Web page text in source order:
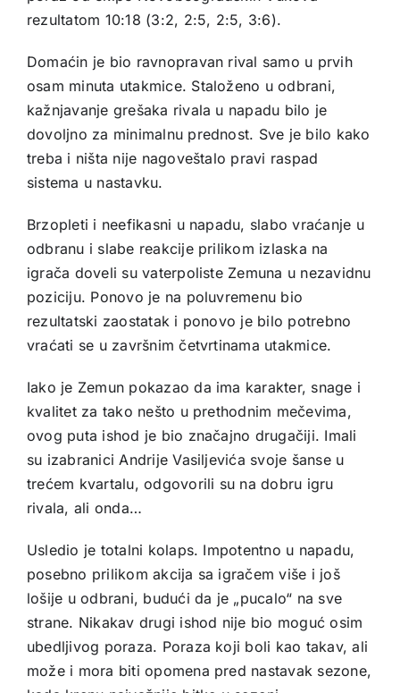
rezultatom 10:18 (3:2, 2:5, 2:5, 3:6).
Domaćin je bio ravnopravan rival samo u prvih
osam minuta utakmice. Staloženo u odbrani,
kažnjavanje grešaka rivala u napadu bilo je
dovoljno za minimalnu prednost. Sve je bilo kako
treba i ništa nije nagoveštalo pravi raspad
sistema u nastavku.
Brzopleti i neefikasni u napadu, slabo vraćanje u
odbranu i slabe reakcije prilikom izlaska na
igrača doveli su vaterpoliste Zemuna u nezavidnu
poziciju. Ponovo je na poluvremenu bio
rezultatski zaostatak i ponovo je bilo potrebno
vraćati se u završnim četvrtinama utakmice.
Iako je Zemun pokazao da ima karakter, snage i
kvalitet za tako nešto u prethodnim mečevima,
ovog puta ishod je bio značajno drugačiji. Imali
su izabranici Andrije Vasiljevića svoje šanse u
trećem kvartalu, odgovorili su na dobru igru
rivala, ali onda…
Usledio je totalni kolaps. Impotentno u napadu,
posebno prilikom akcija sa igračem više i još
lošije u odbrani, budući da je „pucalo“ na sve
strane. Nikakav drugi ishod nije bio moguć osim
ubedljivog poraza. Poraza koji boli kao takav, ali
može i mora biti opomena pred nastavak sezone,